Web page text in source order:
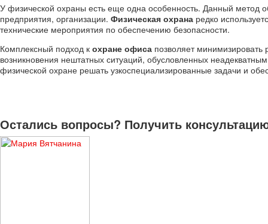
У физической охраны есть еще одна особенность. Данный метод
предприятия, организации. Физическая охрана редко
технические мероприятия по обеспечению безопасности.
Комплексный подход к охране офиса позволяет
возникновения нештатных ситуаций, обусловленных
физической охране решать узкоспециализированные задачи и
Остались вопросы? Получить